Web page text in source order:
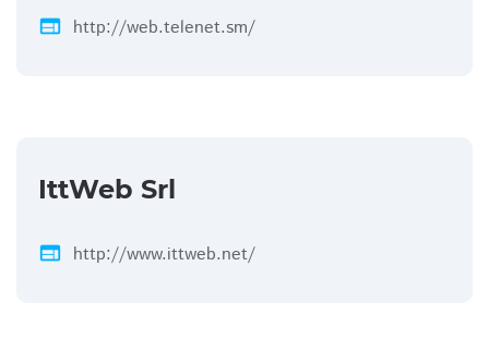
web http://web.telenet.sm/
IttWeb Srl
web http://www.ittweb.net/